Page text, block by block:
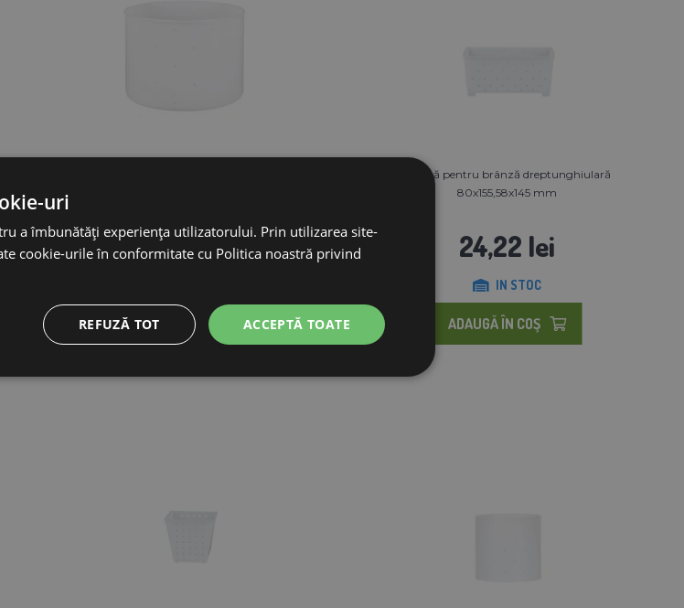
152,53 lei
ADAUGĂ ÎN COŞ
Formă pentru brânză dreptunghiulară
80x155,58x145 mm
24,22 lei
IN STOC
ADAUGĂ ÎN COŞ
uri
a îmbunătăți experiența utilizatorului. Prin utilizarea site-
cookie-urile în conformitate cu Politica noastră privind
ACCEPTĂ TOATE
REFUZĂ TOT